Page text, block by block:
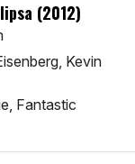
(2012)
Kevin
Fantastic